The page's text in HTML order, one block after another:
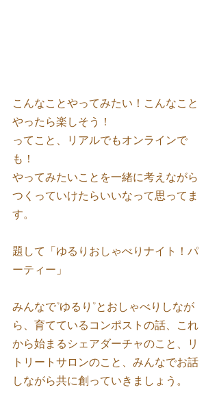
こんなことやってみたい！こんなこと
やったら楽しそう！
ってこと、リアルでもオンラインで
も！
やってみたいことを一緒に考えながら
つくっていけたらいいなって思ってま
す。
題して「ゆるりおしゃべりナイト！パ
ーティー」
みんなで”ゆるり”とおしゃべりしなが
ら、育てているコンポストの話、これ
から始まるシェアダーチャのこと、リ
トリートサロンのこと、みんなでお話
しながら共に創っていきましょう。